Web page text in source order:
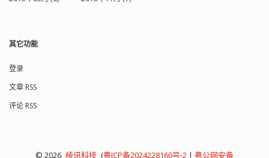
其它功能
登录
文章 RSS
评论 RSS
© 2026 棱讯科技 (粤ICP备2024228160号-2 | 粤公网安备